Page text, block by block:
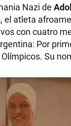
Nazi de
, el atleta
con cuatro
Por
Su